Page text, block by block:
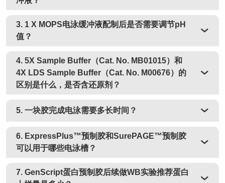
3. 1 Х MOPS电泳缓冲液配制后是否需要调节pH
值？
4. 5X Sample Buffer（Cat. No. MB01015）和
4X LDS Sample Buffer（Cat. No. M00676）的
区别是什么，是否含还原剂？
5. 一块胶完成电泳需要多长时间？
6. ExpressPlus™预制胶和SurePAGE™预制胶
可以用于哪些电泳槽？
7. GenScript蛋白预制胶后续做WB实验推荐蛋白